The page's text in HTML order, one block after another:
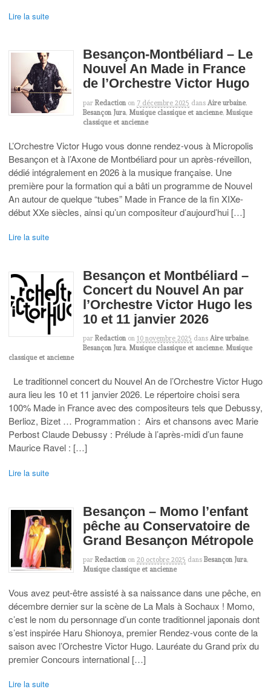
Lire la suite
Besançon-Montbéliard – Le
Nouvel An Made in France
de l’Orchestre Victor Hugo
par Redaction on 7 décembre 2025 dans Aire urbaine,
Besançon Jura, Musique classique et ancienne, Musique
classique et ancienne
L’Orchestre Victor Hugo vous donne rendez-vous à Micropolis
Besançon et à l’Axone de Montbéliard pour un après-réveillon,
dédié intégralement en 2026 à la musique française. Une
première pour la formation qui a bâti un programme de Nouvel
An autour de quelque “tubes” Made in France de la fin XIXe-
début XXe siècles, ainsi qu’un compositeur d’aujourd’hui […]
Lire la suite
Besançon et Montbéliard –
Concert du Nouvel An par
l’Orchestre Victor Hugo les
10 et 11 janvier 2026
par Redaction on 10 novembre 2025 dans Aire urbaine,
Besançon Jura, Musique classique et ancienne, Musique
classique et ancienne
Le traditionnel concert du Nouvel An de l’Orchestre Victor Hugo
aura lieu les 10 et 11 janvier 2026. Le répertoire choisi sera
100% Made in France avec des compositeurs tels que Debussy,
Berlioz, Bizet … Programmation : Airs et chansons avec Marie
Perbost Claude Debussy : Prélude à l’après-midi d’un faune
Maurice Ravel : […]
Lire la suite
Besançon – Momo l’enfant
pêche au Conservatoire de
Grand Besançon Métropole
par Redaction on 20 octobre 2025 dans Besançon Jura,
Musique classique et ancienne
Vous avez peut-être assisté à sa naissance dans une pêche, en
décembre dernier sur la scène de La Mals à Sochaux ! Momo,
c’est le nom du personnage d’un conte traditionnel japonais dont
s’est inspirée Haru Shionoya, premier Rendez-vous conte de la
saison avec l’Orchestre Victor Hugo. Lauréate du Grand prix du
premier Concours international […]
Lire la suite